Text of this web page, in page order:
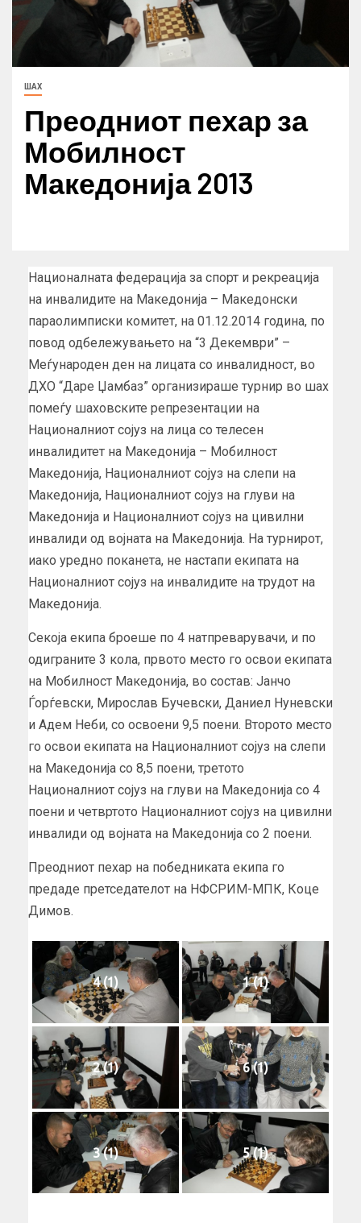
ШАХ
Преодниот пехар за
Мобилност
Македонија 2013
Националната федерација за спорт и рекреација
на инвалидите на Македонија – Македонски
параолимписки комитет, на 01.12.2014 година, по
повод одбележувањето на “3 Декември” –
Меѓународен ден на лицата со инвалидност, во
ДХО “Даре Џамбаз” организираше турнир во шах
помеѓу шаховските репрезентации на
Националниот сојуз на лица со телесен
инвалидитет на Македонија – Мобилност
Македонија, Националниот сојуз на слепи на
Македонија, Националниот сојуз на глуви на
Македонија и Националниот сојуз на цивилни
инвалиди од војната на Македонија. На турнирот,
иако уредно поканета, не настапи екипата на
Националниот сојуз на инвалидите на трудот на
Македонија.
Секоја екипа броеше по 4 натпреварувачи, и по
одиграните 3 кола, првото место го освои екипата
на Мобилност Македонија, во состав: Јанчо
Ѓорѓевски, Мирослав Бучевски, Даниел Нуневски
и Адем Неби, со освоени 9,5 поени. Второто место
го освои екипата на Националниот сојуз на слепи
на Македонија со 8,5 поени, третото
Националниот сојуз на глуви на Македонија со 4
поени и четвртото Националниот сојуз на цивилни
инвалиди од војната на Македонија со 2 поени.
Преодниот пехар на победниката екипа го
предаде претседателот на НФСРИМ-МПК, Коце
Димов.
4 (1) 1 (1)
2 (1) 6 (1)
3 (1) 5 (1)